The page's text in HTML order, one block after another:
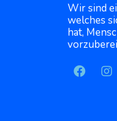
Wir sind
welches
hat,